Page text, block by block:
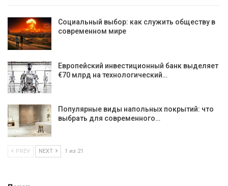
Социальный выбор: как служить обществу в
современном мире
Европейский инвестиционный банк выделяет
€70 млрд на технологический…
Популярные виды напольных покрытий: что
выбрать для современного…
PREV NEXT 1 из 21